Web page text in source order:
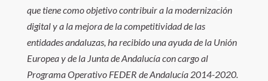
que tiene como objetivo contribuir a la modernización
digital y a la mejora de la competitividad de las
entidades andaluzas, ha recibido una ayuda de la Unión
Europea y de la Junta de Andalucía con cargo al
Programa Operativo FEDER de Andalucía 2014-2020.